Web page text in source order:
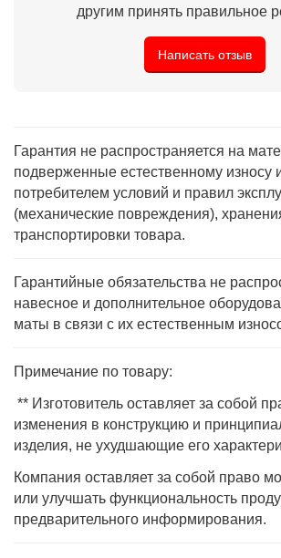
другим принять правильное
Написать отзыв
Гарантия не распространяется на
подверженные естественному износу
потребителем условий и правил
(механические повреждения),
транспортировки товара.
Гарантийные обязательства не
навесное и дополнительное
маты в связи с их естественным
Примечание по товару:
** Изготовитель оставляет за собой
изменения в конструкцию и
изделия, не ухудшающие его
Компания оставляет за собой право
или улучшать функциональность
предварительного информирования.